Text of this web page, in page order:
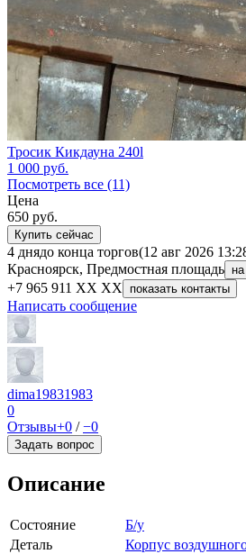
Тросик Кикдауна 240l
1 000 руб.
Посмотреть все (11)
Цена
650 руб.
Купить сейчас
4 днядо конца торгов(12 авг 2026
Красноярск, Предмостная площадь
+7 965 911 XX XX показать контакты
Написать сообщение
dima19831983
0
Отзывы+0 /−0
Задать вопрос
Описание
Состояние
Б/у
Деталь
Корпус